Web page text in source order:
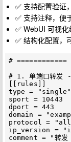
✅ 支持配置验证
✅ 支持注释，便
✅ WebUI 可视
✅ 结构化配置，
# ============
# 1. 单端口转发 -
[[rules]]
type = "single"
sport = 10443
dport = 443
domain =
protocol =
ip_version =
comment = "转发